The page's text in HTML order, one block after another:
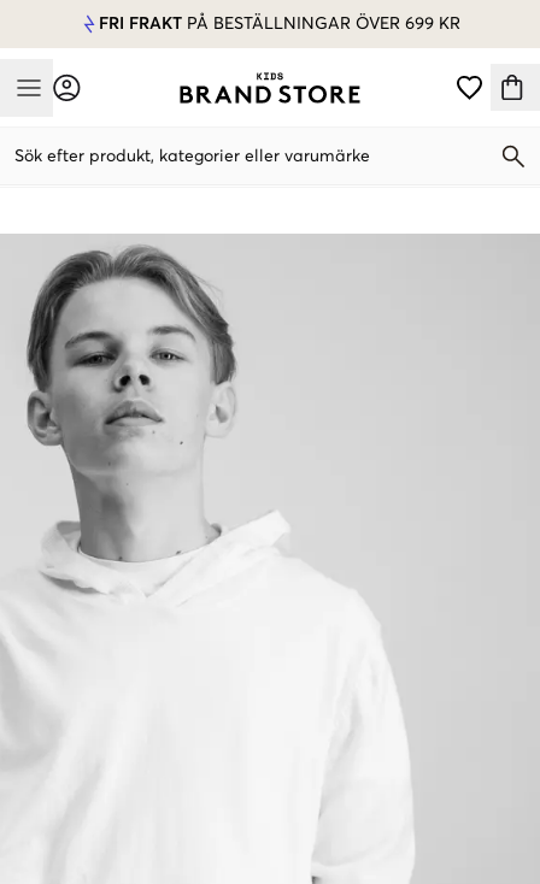
FRI FRAKT PÅ BESTÄLLNINGAR ÖVER 699 KR
Mobile Menu
Sök efter produkt, kategorier eller varumärke